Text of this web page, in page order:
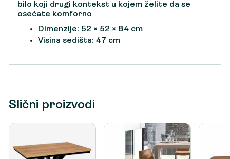
bilo koji drugi kontekst u kojem želite da se
osećate komforno
Dimenzije: 52 × 52 × 84 cm
Visina sedišta: 47 cm
Slični proizvodi